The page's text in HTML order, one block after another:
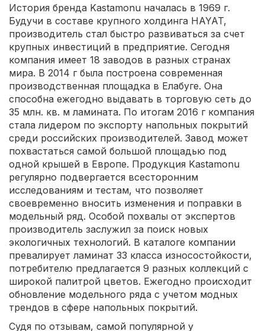
История бренда Kastamonu началась в 1969 г.
Будучи в составе крупного холдинга HAYAT,
производитель стал быстро развиваться за счет
крупных инвестиций в предприятие. Сегодня
компания имеет 18 заводов в разных странах
мира. В 2014 г была построена современная
производственная площадка в Елабуге. Она
способна ежегодно выдавать в торговую сеть до
35 млн. кв. м ламината. По итогам 2016 г компания
стала лидером по экспорту напольных покрытий
среди российских производителей. Завод может
похвастаться самой большой площадью под
одной крышей в Европе. Продукция Kastamonu
регулярно подвергается всесторонним
исследованиям и тестам, что позволяет
своевременно вносить изменения и поправки в
модельный ряд. Особой похвалы от экспертов
производитель заслужил за поиск новых
экологичных технологий. В каталоге компании
превалирует ламинат 33 класса износостойкости,
потребителю предлагается 9 разных коллекций с
широкой палитрой цветов. Ежегодно происходит
обновление модельного ряда с учетом модных
трендов в сфере напольных покрытий.
Судя по отзывам, самой популярной у